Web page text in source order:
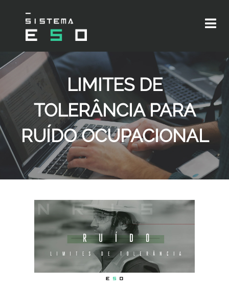
LIMITES DE
TOLERÂNCIA PARA
RUÍDO OCUPACIONAL